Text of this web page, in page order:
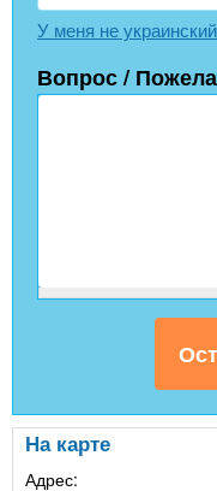
У меня не
Вопрос /
На карте
Адрес: